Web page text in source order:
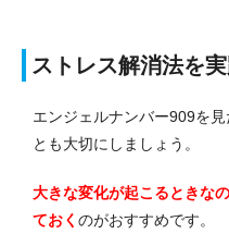
ストレス解消法を
エンジェルナンバー909を
とも大切にしましょう。
大きな変化が起こるときな
ておく のがおすすめです。